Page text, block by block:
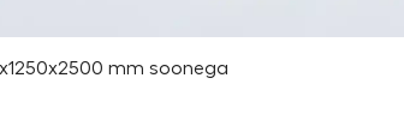
mm soonega